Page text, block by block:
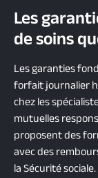
Les
de soins
Les garanties
forfait journalier
chez les
mutuelles
proposent des
avec des
la Sécurité sociale.